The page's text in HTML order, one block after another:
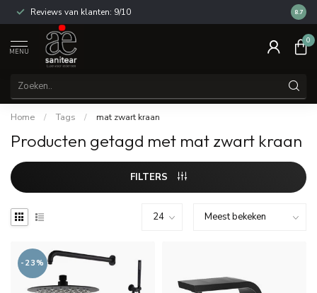
Reviews van klanten: 9/10 14
8.7
MENU
0
Home / Tags / mat zwart kraan
Producten getagd met mat zwart kraan
FILTERS
-23%